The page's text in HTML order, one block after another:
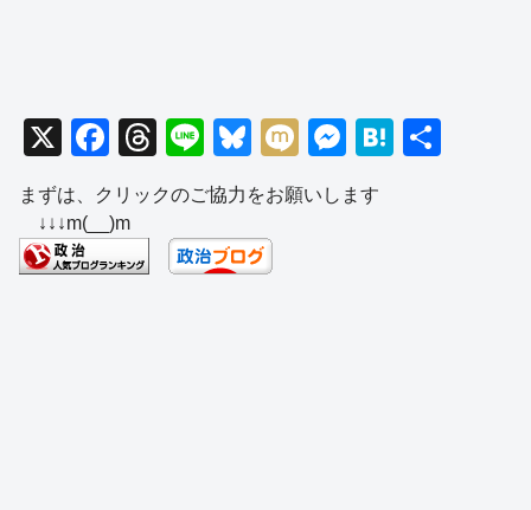
X
F
a
c
e
b
T
hr
e
a
d
Li
n
e
Bl
u
e
sk
y
M
ixi
M
e
ss
H
まずは、クリックのご協力をお願いします
↓↓↓m(__)m